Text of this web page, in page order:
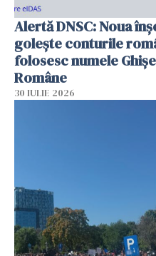
Alertă DNSC: Noua
golește conturile
folosesc numele
Române
30 IULIE 2026